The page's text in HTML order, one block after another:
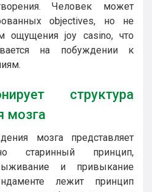
Человек может
objectives, но не
ощущения joy casino, что
на побуждении к
структура
мозга
мозга представляет
старинный принцип,
и привыкание
лежит принцип